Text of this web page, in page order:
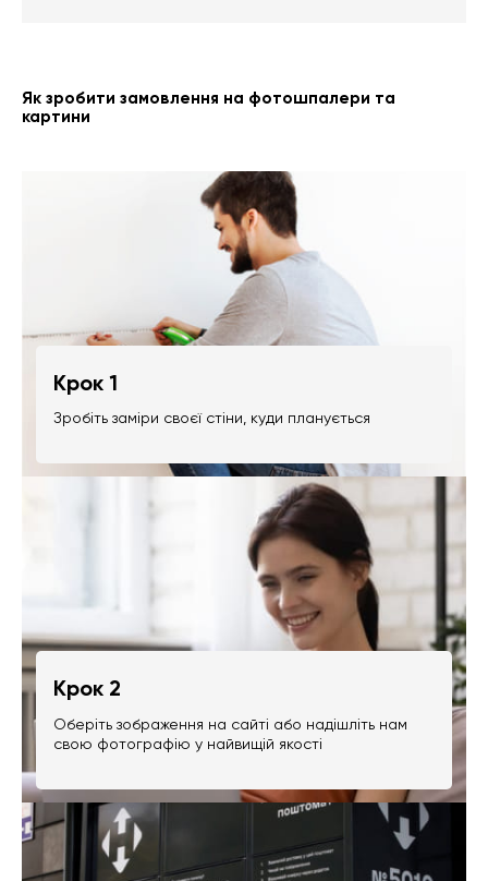
Як зробити замовлення на фотошпалери та
картини
Крок 1
Зробіть заміри своєї стіни, куди планується
Крок 2
Оберіть зображення на сайті або надішліть нам
свою фотографію у найвищій якості